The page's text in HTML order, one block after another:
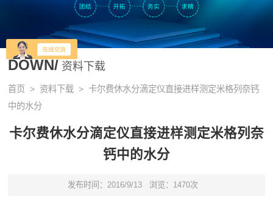
DOWN/ 资料下载
首页 > 资料下载 > 卡尔费休水分滴定仪直接进样测定米格列奈钙
中的水分
卡尔费休水分滴定仪直接进样测定米格列奈
钙中的水分
发布时间：2016/9/13 浏览：1470次